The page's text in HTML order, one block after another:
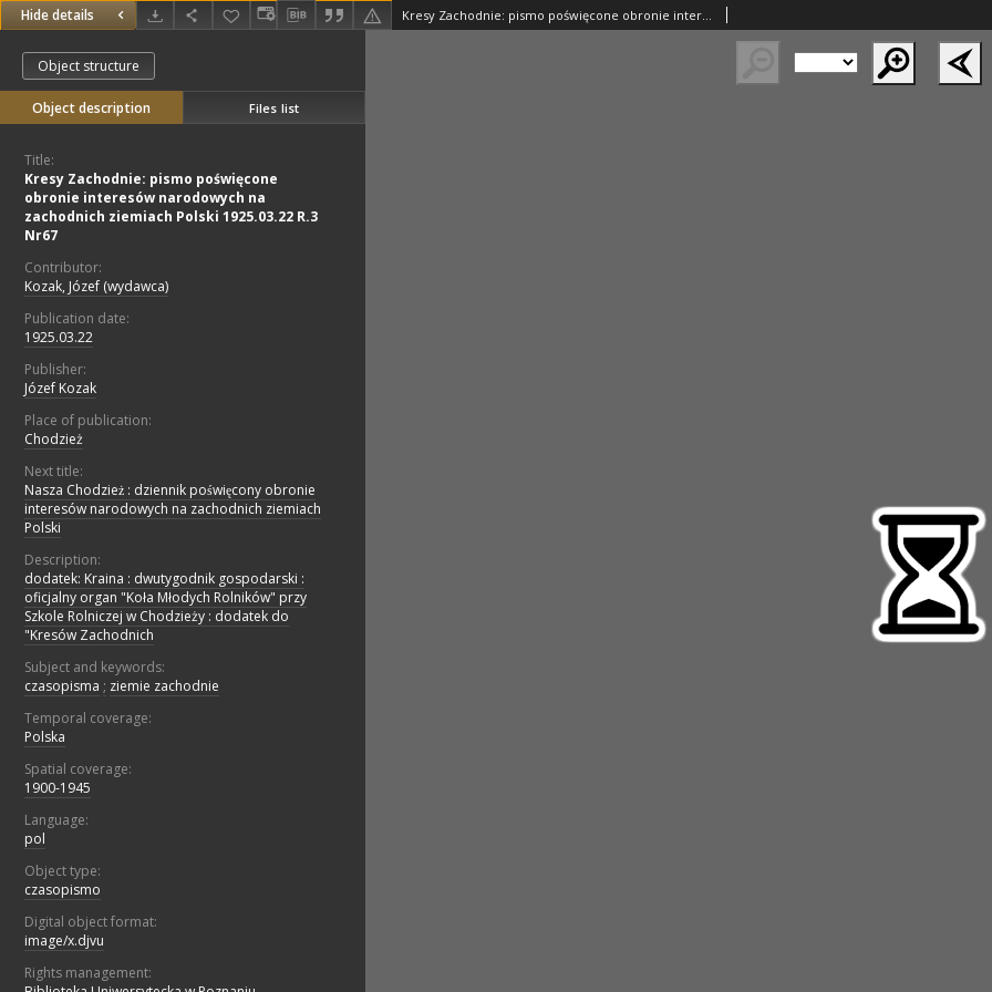
Hide details Kresy Zachodnie: pismo poświęcone obronie interesów narodowych na zachodnich ziemiach Polski 1925.03.22 R.3 Nr67
Object structure
Object description Files list
Title:
Kresy Zachodnie: pismo poświęcone
obronie interesów narodowych na
zachodnich ziemiach Polski 1925.03.22 R.3
Nr67
Contributor:
Kozak, Józef (wydawca)
Publication date:
1925.03.22
Publisher:
Józef Kozak
Place of publication:
Chodzież
Next title:
Nasza Chodzież : dziennik poświęcony obronie
interesów narodowych na zachodnich ziemiach
Polski
Description:
dodatek: Kraina : dwutygodnik gospodarski :
oficjalny organ "Koła Młodych Rolników" przy
Szkole Rolniczej w Chodzieży : dodatek do
"Kresów Zachodnich
Subject and keywords:
czasopisma ; ziemie zachodnie
Temporal coverage:
Polska
Spatial coverage:
1900-1945
Language:
pol
Object type:
czasopismo
Digital object format:
image/x.djvu
Rights management: